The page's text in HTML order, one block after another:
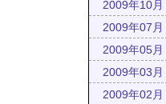
2009年10月
2009年07月
2009年05月
2009年03月
2009年02月